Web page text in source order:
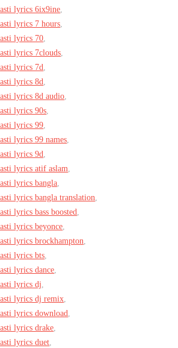
lyrics 6ix9ine,
lyrics 7 hours,
lyrics 70,
lyrics 7clouds,
lyrics 7d,
lyrics 8d,
lyrics 8d audio,
lyrics 90s,
lyrics 99,
lyrics 99 names,
lyrics 9d,
lyrics atif aslam,
lyrics bangla,
lyrics bangla translation,
lyrics bass boosted,
lyrics beyonce,
lyrics brockhampton,
lyrics bts,
lyrics dance,
lyrics dj,
lyrics dj remix,
lyrics download,
lyrics drake,
lyrics duet,